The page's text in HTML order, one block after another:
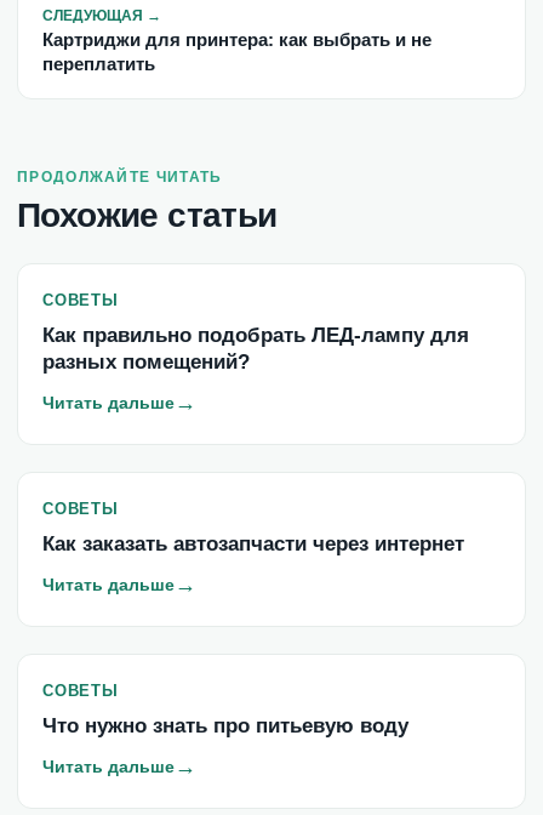
СЛЕДУЮЩАЯ →
Картриджи для принтера: как выбрать и не
переплатить
ПРОДОЛЖАЙТЕ ЧИТАТЬ
Похожие статьи
СОВЕТЫ
Как правильно подобрать ЛЕД-лампу для
разных помещений?
Читать дальше→
СОВЕТЫ
Как заказать автозапчасти через интернет
Читать дальше→
СОВЕТЫ
Что нужно знать про питьевую воду
Читать дальше→